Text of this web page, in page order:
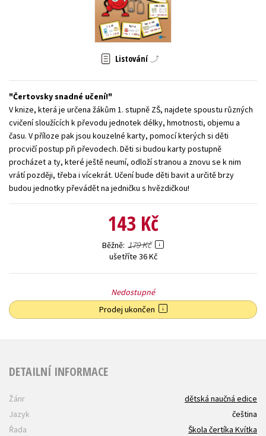
Zahraniční literatura
Všechny tituly
Listování
Čertovsky snadné učení!
V knize, která je určena žákům 1. stupně ZŠ, najdete spoustu různých
cvičení sloužících k převodu jednotek délky, hmotnosti, objemu a
času. V příloze pak jsou kouzelné karty, pomocí kterých si děti
procvičí postup při převodech. Děti si budou karty postupně
procházet a ty, které ještě neumí, odloží stranou a znovu se k nim
vrátí později, třeba i vícekrát. Učení bude děti bavit a určitě brzy
budou jednotky převádět na jedničku s hvězdičkou!
143 Kč
Běžně 179 Kč
ušetříte 36 Kč
Nedostupné
Prodej ukončen
DETAILNÍ INFORMACE
Žánr
dětská naučná edice
Jazyk
čeština
Řada
Škola čertíka Kvítka